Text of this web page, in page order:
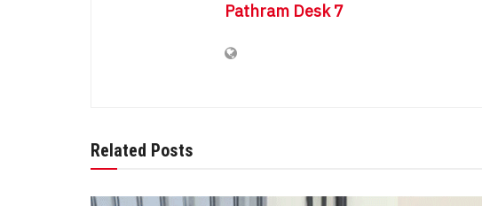
Pathram Desk 7
Related Posts